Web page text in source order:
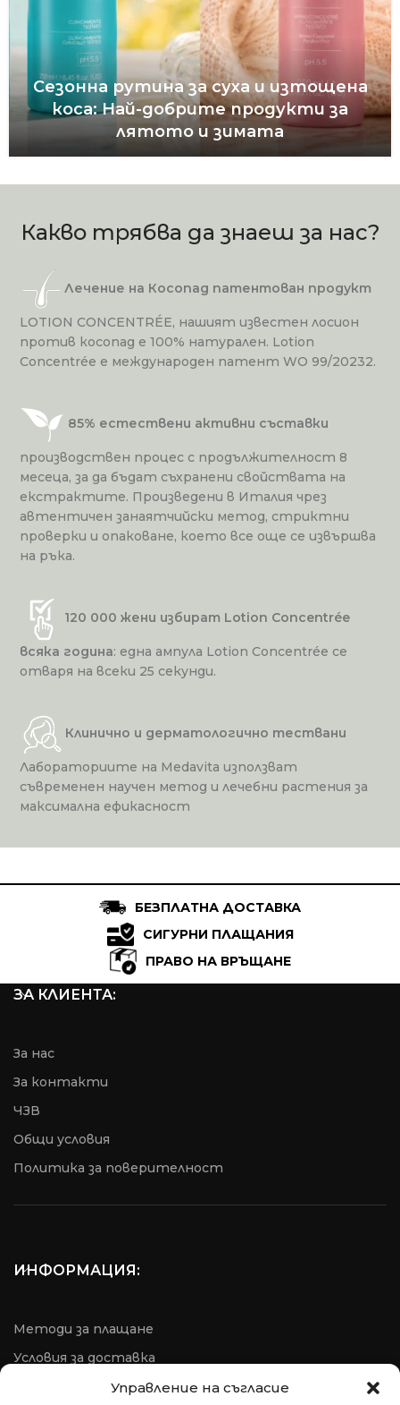
Управление на съгласие
Сезонна рутина за суха и изтощена
коса: Най-добрите продукти за
лятото и зимата
Какво трябва да знаеш за нас?
Лечение на Косопад патентован продукт
LOTION CONCENTRÉE, нашият известен лосион
против косопад е 100% натурален. Lotion
Concentrée е международен патент WO 99/20232.
85% естествени активни съставки
производствен процес с продължителност 8
месеца, за да бъдат съхранени свойствата на
екстрактите. Произведени в Италия чрез
автентичен занаятчийски метод, стриктни
проверки и опаковане, което все още се извършва
на ръка.
120 000 жени избират Lotion Concentrée
всяка година: една ампула Lotion Concentrée се
отваря на всеки 25 секунди.
Клинично и дерматологично тествани
Лабораториите на Medavita използват
съвременен научен метод и лечебни растения за
максимална ефикасност
БЕЗПЛАТНА ДОСТАВКА
СИГУРНИ ПЛАЩАНИЯ
ПРАВО НА ВРЪЩАНЕ
ЗА КЛИЕНТА:
За нас
За контакти
ЧЗВ
Общи условия
Пoлитика за поверителност
ИНФОРМАЦИЯ:
Методи за плащане
Условия за доставка
Условия за рекламация